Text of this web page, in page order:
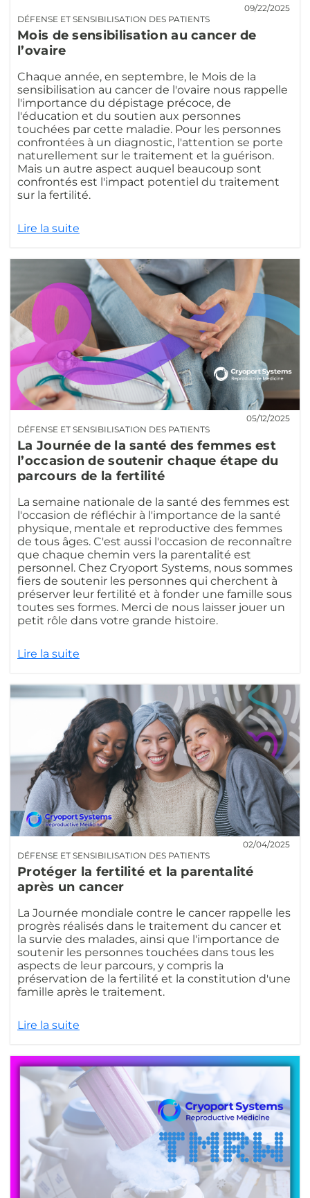
DÉFENSE ET SENSIBILISATION DES PATIENTS
09/22/2025
Mois de sensibilisation au cancer de
l’ovaire
Chaque année, en septembre, le Mois de la
sensibilisation au cancer de l'ovaire nous rappelle
l'importance du dépistage précoce, de
l'éducation et du soutien aux personnes
touchées par cette maladie. Pour les personnes
confrontées à un diagnostic, l'attention se porte
naturellement sur le traitement et la guérison.
Mais un autre aspect auquel beaucoup sont
confrontés est l'impact potentiel du traitement
sur la fertilité.
Lire la suite
DÉFENSE ET SENSIBILISATION DES PATIENTS
05/12/2025
La Journée de la santé des femmes est
l’occasion de soutenir chaque étape du
parcours de la fertilité
La semaine nationale de la santé des femmes est
l'occasion de réfléchir à l'importance de la santé
physique, mentale et reproductive des femmes
de tous âges. C'est aussi l'occasion de reconnaître
que chaque chemin vers la parentalité est
personnel. Chez Cryoport Systems, nous sommes
fiers de soutenir les personnes qui cherchent à
préserver leur fertilité et à fonder une famille sous
toutes ses formes. Merci de nous laisser jouer un
petit rôle dans votre grande histoire.
Lire la suite
DÉFENSE ET SENSIBILISATION DES PATIENTS
02/04/2025
Protéger la fertilité et la parentalité
après un cancer
La Journée mondiale contre le cancer rappelle les
progrès réalisés dans le traitement du cancer et
la survie des malades, ainsi que l'importance de
soutenir les personnes touchées dans tous les
aspects de leur parcours, y compris la
préservation de la fertilité et la constitution d'une
famille après le traitement.
Lire la suite